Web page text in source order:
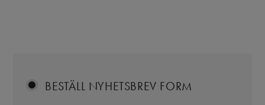
BESTÄLL NYHETSBREV FORM